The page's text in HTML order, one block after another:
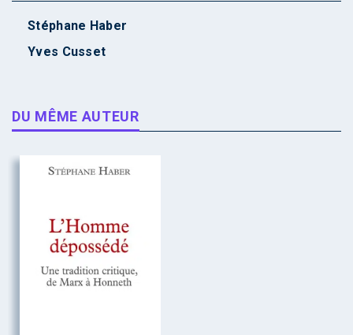
Stéphane Haber
Yves Cusset
DU MÊME AUTEUR